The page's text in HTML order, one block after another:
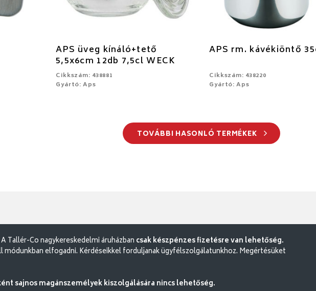
APS üveg kínáló+tető
5,5x6cm 12db 7,5cl WECK
Cikkszám: 438881
Gyártó: Aps
APS rm. kávékiöntő
Cikkszám: 438220
Gyártó: Aps
TOVÁBBI HASONLÓ TERMÉKEK
Tallér-Co nagykereskedelmi áruházban csak készpénzes fizetésre van lehetőség.
módunkban elfogadni. Kérdéseikkel forduljanak ügyfélszolgálatunkhoz. Megértésüket
sajnos magánszemélyek kiszolgálására nincs lehetőség.